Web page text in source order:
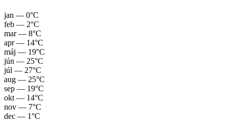
jan — 0°C
feb — 2°C
mar— 8°C
apr— 14°C
máj — 19°C
jún — 25°C
júl — 27°C
aug — 25°C
sep — 19°C
okt — 14°C
nov — 7°C
dec — 1°C